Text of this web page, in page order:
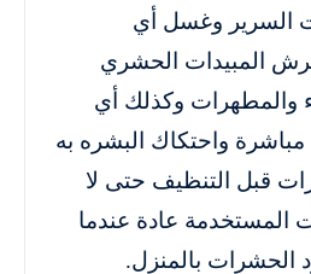
السرير وغسل أي
المبيدات الحشري
والمطهرات وكذلك أي
واحتكاك البشره به
قبل التنظيف حتى لا
المستخدمة عادة عندما
الحشرات بالمنزل.